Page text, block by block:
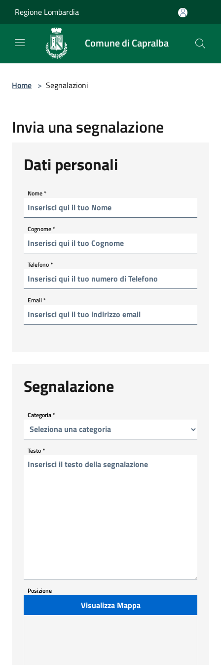
Regione Lombardia
Comune di Capralba
Home > Segnalazioni
Invia una segnalazione
Dati personali
Nome*
Cognome*
Telefono*
Email*
Segnalazione
Categoria*
Testo*
Posizione
Visualizza Mappa